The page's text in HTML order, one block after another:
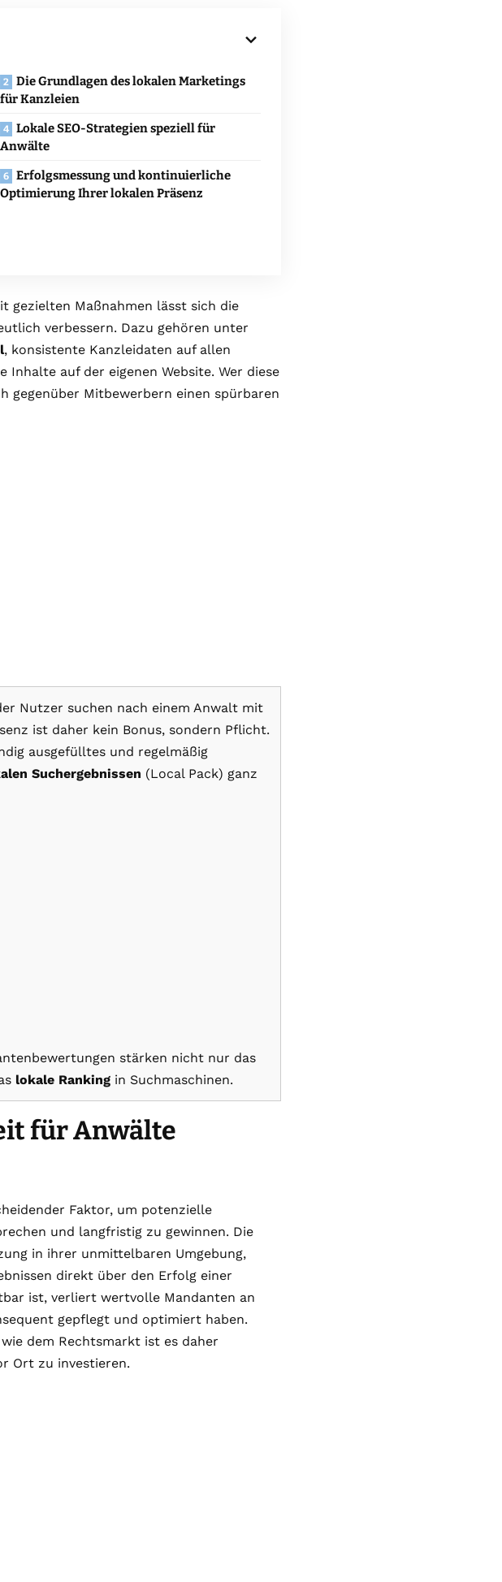
Die Grundlagen des lokalen Marketings
für Kanzleien
Lokale SEO-Strategien speziell für
Anwälte
Erfolgsmessung und kontinuierliche
Optimierung Ihrer lokalen Präsenz
gezielten Maßnahmen lässt sich die
verbessern. Dazu gehören unter
, konsistente Kanzleidaten auf allen
auf der eigenen Website. Wer diese
gegenüber Mitbewerbern einen spürbaren
Nutzer suchen nach einem Anwalt mit
ist daher kein Bonus, sondern Pflicht.
ausgefülltes und regelmäßig
Suchergebnissen (Local Pack) ganz
stärken nicht nur das
lokale Ranking in Suchmaschinen.
für Anwälte
Faktor, um potenzielle
und langfristig zu gewinnen. Die
in ihrer unmittelbaren Umgebung,
direkt über den Erfolg einer
ist, verliert wertvolle Mandanten an
gepflegt und optimiert haben.
dem Rechtsmarkt ist es daher
Ort zu investieren.